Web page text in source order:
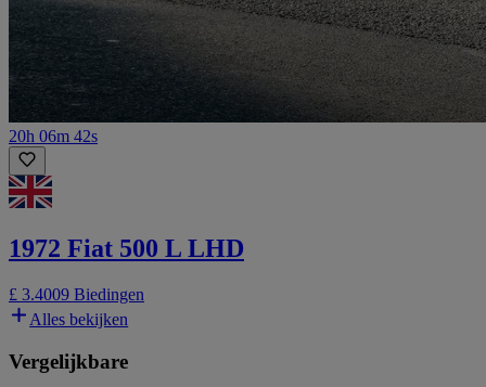
20h 06m 42s
1972 Fiat 500 L LHD
£ 3.4009 Biedingen
Alles bekijken
Vergelijkbare